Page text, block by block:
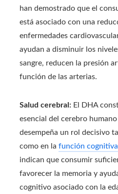
han demostrado que el
está asociado con una
enfermedades
ayudan a disminuir los
sangre, reducen la presión
función de las arterias.
Salud cerebral: El DHA
esencial del cerebro
desempeña un rol decisivo
como en la función cognitiva
indican que consumir
favorecer la memoria y
cognitivo asociado con la